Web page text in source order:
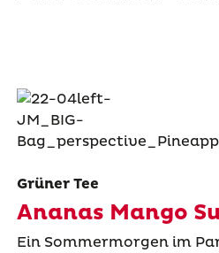
Grüner Tee
Ananas Mango
Ein Sommermorgen im